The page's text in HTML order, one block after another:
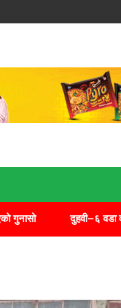
दुहवी–६ वडा वासीको विकास